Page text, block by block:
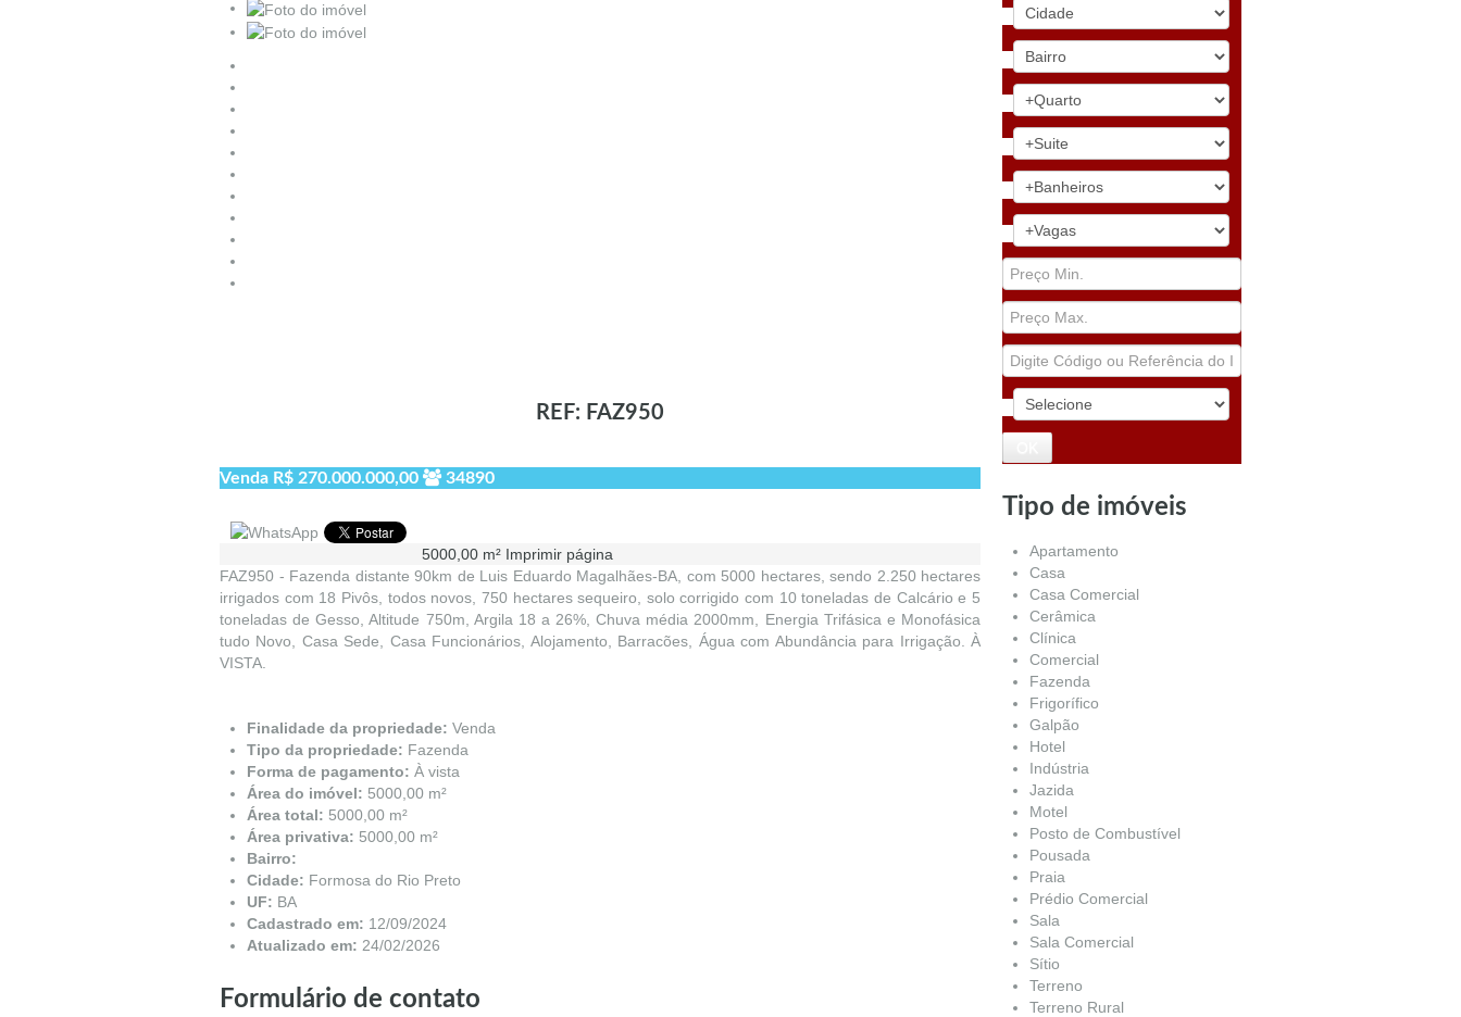
REF: FAZ950
Venda R$ 270.000.000,00 34890
5000,00 m² Imprimir página
FAZ950 - Fazenda distante 90km de Luis Eduardo Magalhães-BA, com 5000 hectares, sendo 2.250 hectares
irrigados com 18 Pivôs, todos novos, 750 hectares sequeiro, solo corrigido com 10 toneladas de Calcário e 5
toneladas de Gesso, Altitude 750m, Argila 18 a 26%, Chuva média 2000mm, Energia Trifásica e Monofásica
tudo Novo, Casa Sede, Casa Funcionários, Alojamento, Barracões, Água com Abundância para Irrigação. À
VISTA.
Finalidade da propriedade: Venda
Tipo da propriedade: Fazenda
Forma de pagamento: À vista
Área do imóvel: 5000,00 m²
Área total: 5000,00 m²
Área privativa: 5000,00 m²
Bairro:
Cidade: Formosa do Rio Preto
UF: BA
Cadastrado em: 12/09/2024
Atualizado em: 24/02/2026
Formulário de contato
Tipo de imóveis
Apartamento
Casa
Casa Comercial
Cerâmica
Clínica
Comercial
Fazenda
Frigorífico
Galpão
Hotel
Indústria
Jazida
Motel
Posto de Combustível
Pousada
Praia
Prédio Comercial
Sala
Sala Comercial
Sítio
Terreno
Terreno Rural